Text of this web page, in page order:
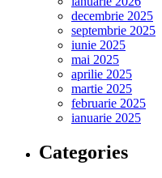
decembrie 2025
septembrie 2025
iunie 2025
mai 2025
aprilie 2025
martie 2025
februarie 2025
ianuarie 2025
Categories